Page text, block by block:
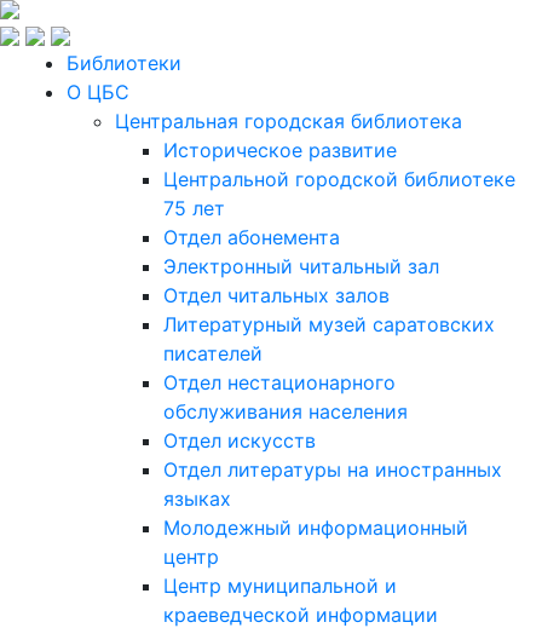
Библиотеки
О ЦБС
Центральная городская библиотека
Историческое развитие
Центральной городской библиотеке
75 лет
Отдел абонемента
Электронный читальный зал
Отдел читальных залов
Литературный музей саратовских
писателей
Отдел нестационарного
обслуживания населения
Отдел искусств
Отдел литературы на иностранных
языках
Молодежный информационный
центр
Центр муниципальной и
краеведческой информации